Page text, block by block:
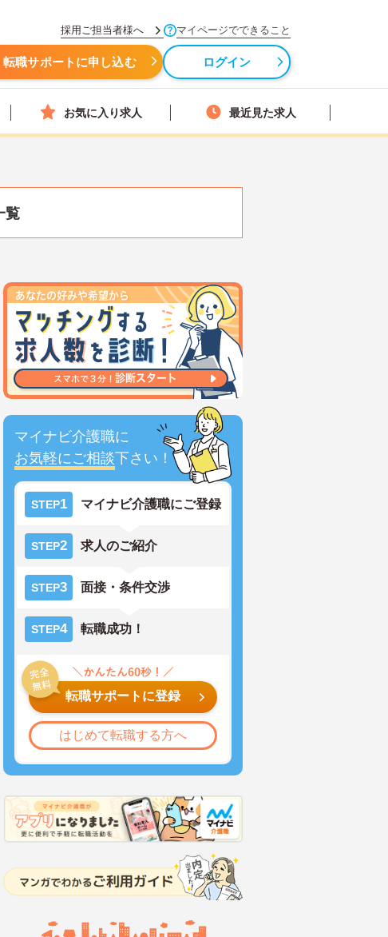
採用ご担当者様へ マイページでできること
転職サポートに申し込む ログイン
お気に入り求人 最近見た求人
覧
マイナビ介護職に
お気軽にご相談下さい！
STEP1 マイナビ介護職にご登録
STEP2 求人のご紹介
STEP3 面接・条件交渉
STEP4 転職成功！
転職サポートに登録
はじめて転職する方へ